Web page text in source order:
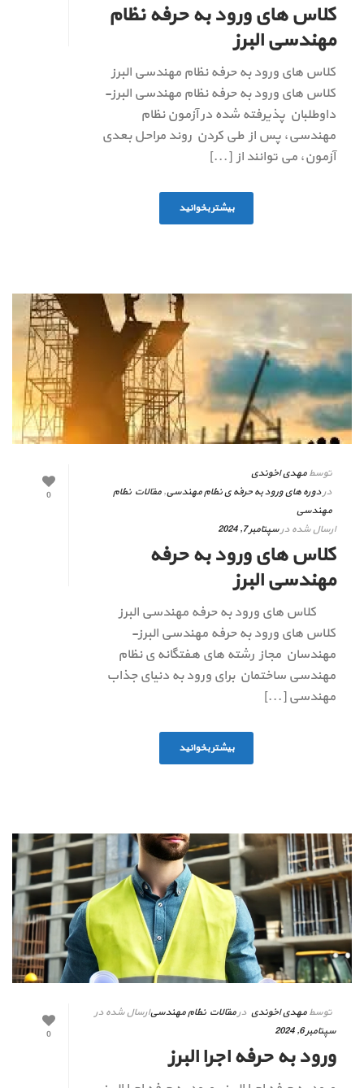
کلاس های ورود به حرفه نظام
مهندسی البرز
کلاس های ورود به حرفه نظام مهندسی البرز
کلاس های ورود به حرفه نظام مهندسی البرز-
داوطلبان پذیرفته شده در آزمون نظام
مهندسی، پس از طی کردن روند مراحل بعدی
آزمون، می توانند از [...]
بیشتر بخوانید
0
توسطمهدی اخوندی
دردوره های ورود به حرفه ی نظام مهندسی,مقالات نظام
مهندسی
ارسال شده درسپتامبر 7, 2024
کلاس های ورود به حرفه
مهندسی البرز
کلاس های ورود به حرفه مهندسی البرز
کلاس های ورود به حرفه مهندسی البرز-
مهندسان مجاز رشته های هفتگانه ی نظام
مهندسی ساختمان برای ورود به دنیای جذاب
مهندسی [...]
بیشتر بخوانید
0
توسطمهدی اخوندی درمقالات نظام مهندسیارسال شده در
سپتامبر 6, 2024
ورود به حرفه اجرا البرز